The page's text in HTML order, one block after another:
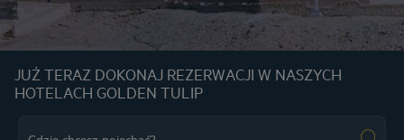
JUŻ TERAZ DOKONAJ REZERWACJI W NASZYCH
HOTELACH GOLDEN TULIP